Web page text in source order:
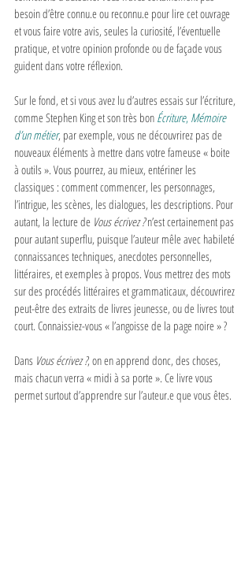
besoin d’être connu.e ou reconnu.e pour lire cet ouvrage
et vous faire votre avis, seules la curiosité, l’éventuelle
pratique, et votre opinion profonde ou de façade vous
guident dans votre réflexion.
Sur le fond, et si vous avez lu d’autres essais sur l’écriture,
comme Stephen King et son très bon Écriture, Mémoire
d’un métier, par exemple, vous ne découvrirez pas de
nouveaux éléments à mettre dans votre fameuse « boite
à outils ». Vous pourrez, au mieux, entériner les
classiques : comment commencer, les personnages,
l’intrigue, les scènes, les dialogues, les descriptions. Pour
autant, la lecture de Vous écrivez ? n’est certainement pas
pour autant superflu, puisque l’auteur mêle avec habileté
connaissances techniques, anecdotes personnelles,
littéraires, et exemples à propos. Vous mettrez des mots
sur des procédés littéraires et grammaticaux, découvrirez
peut-être des extraits de livres jeunesse, ou de livres tout
court. Connaissiez-vous « l’angoisse de la page noire » ?
Dans Vous écrivez ?, on en apprend donc, des choses,
mais chacun verra « midi à sa porte ». Ce livre vous
permet surtout d’apprendre sur l’auteur.e que vous êtes.